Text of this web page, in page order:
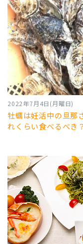
2022年7月4日(月曜日)
牡蠣は妊活中の旦那
れくらい食べるべき？